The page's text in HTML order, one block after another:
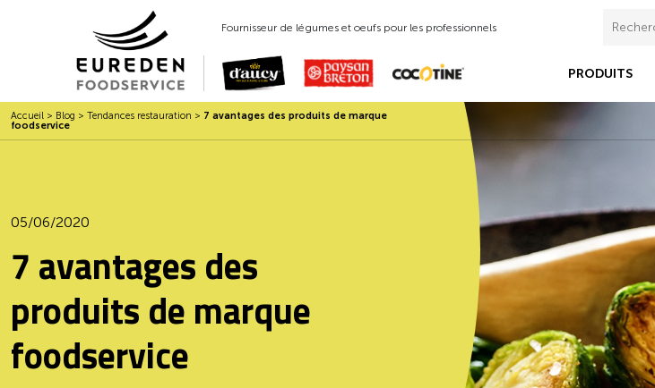
Fournisseur de légumes et oeufs pour les professionnels
PRODUITS
Accueil > Blog > Tendances restauration > 7 avantages des produits de marque
foodservice
05/06/2020
7 avantages des
produits de marque
foodservice